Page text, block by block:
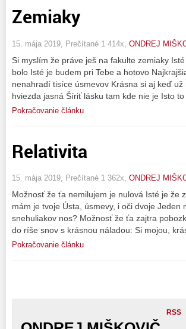
Zemiaky
15. mája 2019, Prečítané 1 414x, ONDREJ
Si myslím že práve ješ na fakulte zemiaky
bolo Isté je budem pri Tebe a hotovo
nenahradí tisíce úsmevov Krásna si aj keď
hviezda jasná Šíriť lásku tam kde nie je Isto
Pokračovanie článku
Relativita
15. mája 2019, Prečítané 1 362x, ONDREJ
Možnosť že ťa nemilujem je nulová Isté je že
mám je tvoje Ústa, úsmevy, i oči dvoje
snehuliakov nos? Možnosť že ťa zajtra
do ríše snov s krásnou náladou: Si mojou,
Pokračovanie článku
RSS